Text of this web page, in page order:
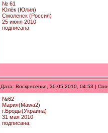
№ 61
Юлёк (Юлия)
Смоленск (Россия)
25 июня 2010
подписана
Дата: Воскресенье, 30.05.2010, 04:53 |
№62
Мария(Mawa2)
г.Броды(Украина)
31 мая 2010
подписана.